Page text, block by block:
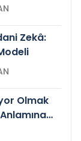
Zekâ:
Olmak